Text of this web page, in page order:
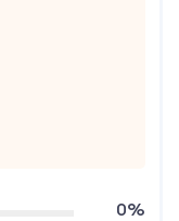
0%